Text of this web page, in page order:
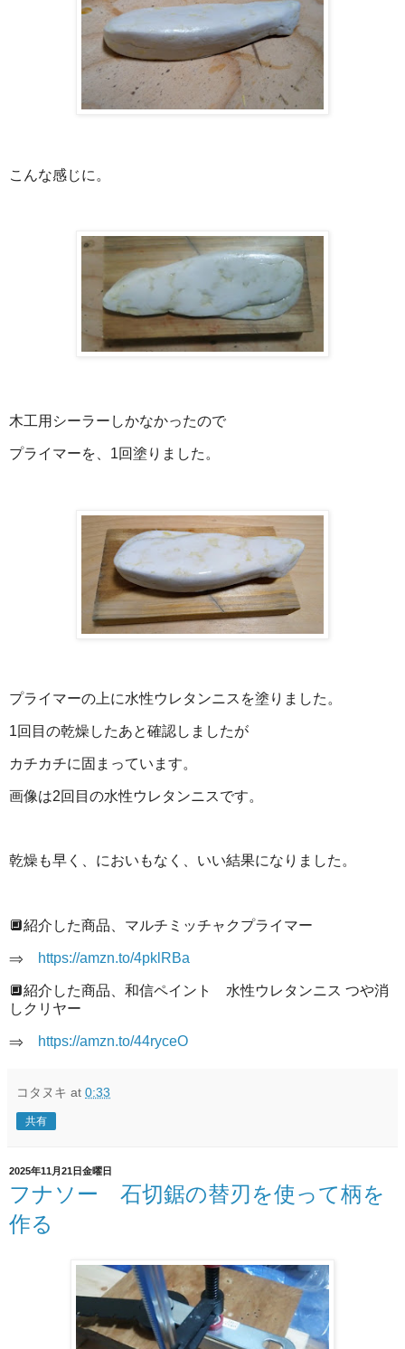
こんな感じに。
木工用シーラーしかなかったので
プライマーを、1回塗りました。
プライマーの上に水性ウレタンニスを塗りました。
1回目の乾燥したあと確認しましたが
カチカチに固まっています。
画像は2回目の水性ウレタンニスです。
乾燥も早く、においもなく、いい結果になりました。
🔲紹介した商品、マルチミッチャクプライマー
⇒ https://amzn.to/4pklRBa
🔲紹介した商品、和信ペイント 水性ウレタンニス つや消
しクリヤー
⇒ https://amzn.to/44ryceO
コタヌキ at 0:33
共有
2025年11月21日金曜日
フナソー 石切鋸の替刃を使って柄を
作る